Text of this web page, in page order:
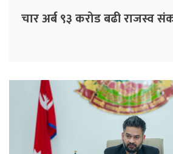
चार अर्ब ९३ करोड बढी राजस्व